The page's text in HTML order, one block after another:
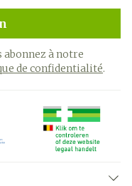
abonnez à notre
de confidentialité.